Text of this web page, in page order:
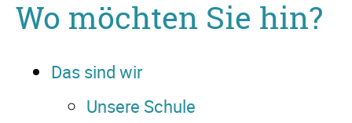
Wo möchten Sie hin?
Das sind wir
Unsere Schule